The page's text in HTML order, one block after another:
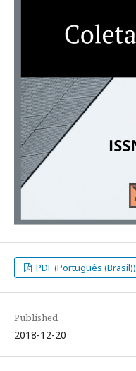
PDF (Português (Brasil))
Published
2018-12-20